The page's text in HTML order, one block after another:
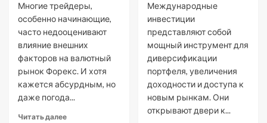
Многие трейдеры,
особенно начинающие,
часто недооценивают
влияние внешних
факторов на валютный
рынок Форекс. И хотя
кажется абсурдным, но
даже погода...
Читать далее
Международные
инвестиции
представляют собой
мощный инструмент для
диверсификации
портфеля, увеличения
доходности и доступа к
новым рынкам. Они
открывают двери к...